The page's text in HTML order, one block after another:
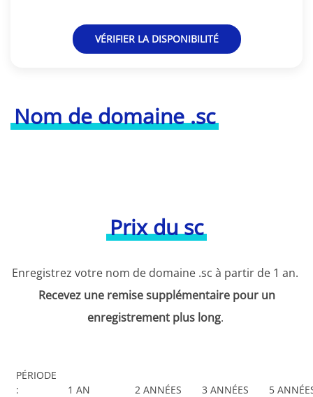
Nom de domaine .sc
VÉRIFIER LA DISPONIBILITÉ
Prix du sc
Enregistrez votre nom de domaine .sc à partir de 1 an.
Recevez une remise supplémentaire pour un
enregistrement plus long.
PÉRIODE
:
1 AN 2 ANNÉES 3 ANNÉES 5